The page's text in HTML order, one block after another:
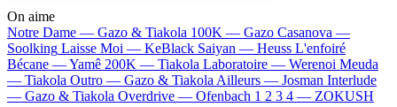
On aime
Notre Dame — Gazo & Tiakola 100K — Gazo Casanova —
Soolking Laisse Moi — KeBlack Saiyan — Heuss L'enfoiré
Bécane —Yamê 200K — Tiakola Laboratoire — Werenoi Meuda
— Tiakola Outro — Gazo & TiakolaAilleurs — Josman Interlude
— Gazo & Tiakola Overdrive — Ofenbach 1 2 3 4 — ZOKUSH